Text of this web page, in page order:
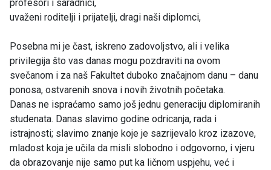
profesori i saradnici,
uvaženi roditelji i prijatelji, dragi naši diplomci,
Posebna mi je čast, iskreno zadovoljstvo, ali i velika
privilegija što vas danas mogu pozdraviti na ovom
svečanom i za naš Fakultet duboko značajnom danu – danu
ponosa, ostvarenih snova i novih životnih početaka.
Danas ne ispraćamo samo još jednu generaciju diplomiranih
studenata. Danas slavimo godine odricanja, rada i
istrajnosti; slavimo znanje koje je sazrijevalo kroz izazove,
mladost koja je učila da misli slobodno i odgovorno, i vjeru
da obrazovanje nije samo put ka ličnom uspjehu, već i